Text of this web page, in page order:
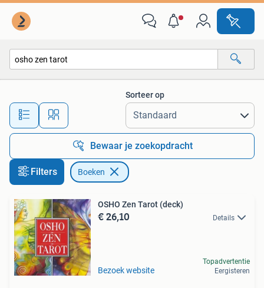
Alle afstanden…
Sorteer op
Bewaar je zoekopdracht
Filters Boeken
OSHO Zen Tarot (deck)
€ 26,10 Details
Bezoek website
Topadvertentie
Eergisteren